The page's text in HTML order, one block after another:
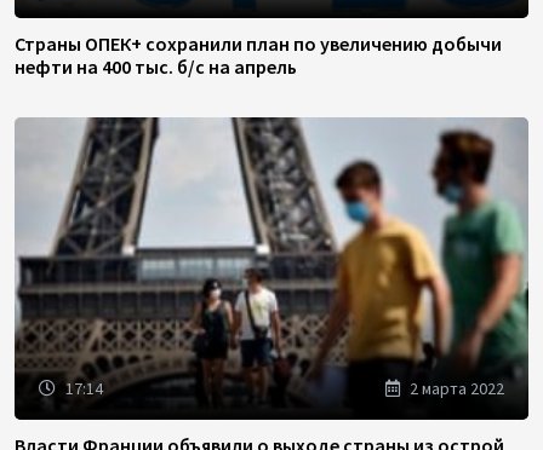
Страны ОПЕК+ сохранили план по увеличению добычи
нефти на 400 тыс. б/с на апрель
17:14 2 марта 2022